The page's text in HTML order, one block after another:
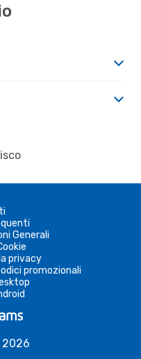
Generali
privacy
promozionali
2026